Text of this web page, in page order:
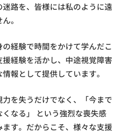
路を、皆様には私のように遠
。
経験で時間をかけて学んだこ
経験を活かし、中途視覚障害
報として提供しています。
を失うだけでなく、「今まで
なる」 という強烈な喪失感
す。だからこそ、様々な支援